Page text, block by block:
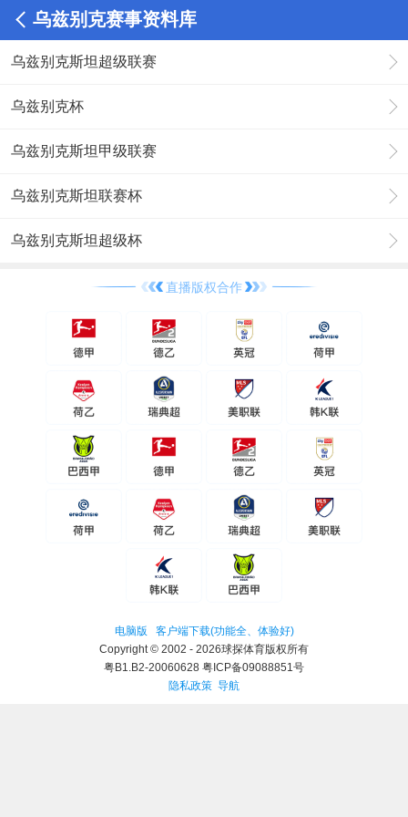
乌兹别克赛事资料库
乌兹别克斯坦超级联赛
乌兹别克杯
乌兹别克斯坦甲级联赛
乌兹别克斯坦联赛杯
乌兹别克斯坦超级杯
直播版权合作
电脑版
客户端下载(功能全、体验好)
Copyright © 2002 - 2026球探体育版权所有
粤B1.B2-20060628 粤ICP备09088851号
隐私政策 导航